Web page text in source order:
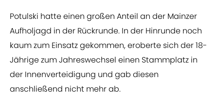
Potulski hatte einen großen Anteil an der Mainzer
Aufholjagd in der Rückrunde. In der Hinrunde noch
kaum zum Einsatz gekommen, eroberte sich der 18-
Jährige zum Jahreswechsel einen Stammplatz in
der Innenverteidigung und gab diesen
anschließend nicht mehr ab.